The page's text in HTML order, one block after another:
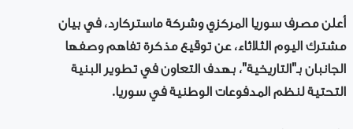
أعلن مصرف سوريا المركزي وشركة ماستركارد، في بيان
مشترك اليوم الثلاثاء، عن توقيع مذكرة تفاهم وصفها
الجانبان بـ"التاريخية"، بهدف التعاون في تطوير البنية
التحتية لنظم المدفوعات الوطنية في سوريا.